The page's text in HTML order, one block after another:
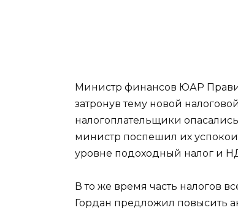
Министр финансов ЮАР
затронув тему новой
налогоплательщики
министр поспешил их
уровне подоходный налог и
В то же время часть налогов
Гордан предложил повысить